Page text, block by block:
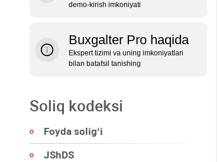
demo‑kirish imkoniyati
Buxgalter Pro haqida
Ekspert tizimi va uning imkoniyatlari
bilan batafsil tanishing
Soliq kodeksi
Foyda soligʻi
JShDS